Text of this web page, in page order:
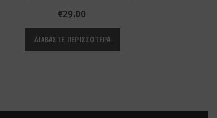
€29.00
ΔΙΑΒΆΣΤΕ ΠΕΡΙΣΣΌΤΕΡΑ